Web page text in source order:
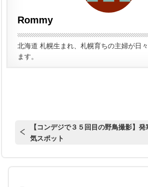
Rommy
北海道 札幌生まれ、札幌育ちの主婦が日
ます。
【コンデジで３５回目の野鳥撮影】
気スポット